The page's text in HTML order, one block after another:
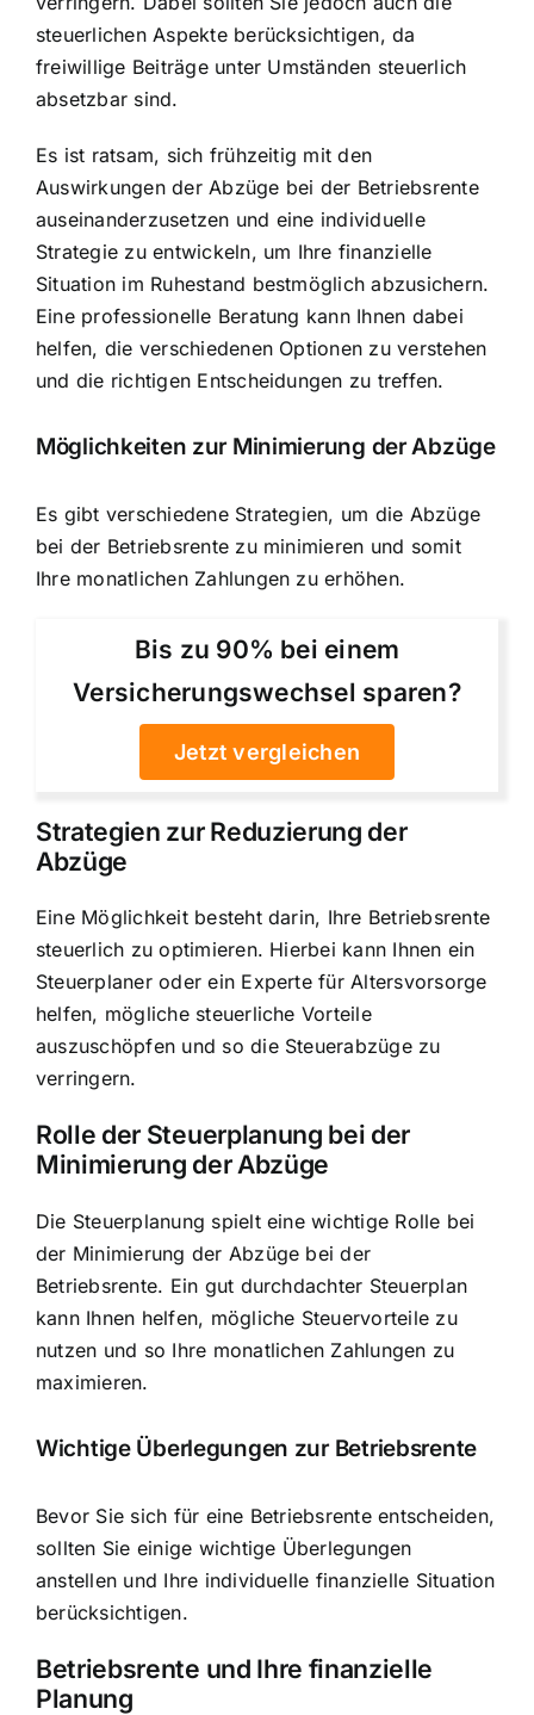
steuerlichen Aspekte berücksichtigen, da
freiwillige Beiträge unter Umständen steuerlich
absetzbar sind.
Es ist ratsam, sich frühzeitig mit den
Auswirkungen der Abzüge bei der Betriebsrente
auseinanderzusetzen und eine individuelle
Strategie zu entwickeln, um Ihre finanzielle
Situation im Ruhestand bestmöglich abzusichern.
Eine professionelle Beratung kann Ihnen dabei
helfen, die verschiedenen Optionen zu verstehen
und die richtigen Entscheidungen zu treffen.
Möglichkeiten zur Minimierung der Abzüge
Es gibt verschiedene Strategien, um die Abzüge
bei der Betriebsrente zu minimieren und somit
Ihre monatlichen Zahlungen zu erhöhen.
Bis zu 90% bei einem
Versicherungswechsel sparen?
Jetzt vergleichen
Strategien zur Reduzierung der
Abzüge
Eine Möglichkeit besteht darin, Ihre Betriebsrente
steuerlich zu optimieren. Hierbei kann Ihnen ein
Steuerplaner oder ein Experte für Altersvorsorge
helfen, mögliche steuerliche Vorteile
auszuschöpfen und so die Steuerabzüge zu
verringern.
Rolle der Steuerplanung bei der
Minimierung der Abzüge
Die Steuerplanung spielt eine wichtige Rolle bei
der Minimierung der Abzüge bei der
Betriebsrente. Ein gut durchdachter Steuerplan
kann Ihnen helfen, mögliche Steuervorteile zu
nutzen und so Ihre monatlichen Zahlungen zu
maximieren.
Wichtige Überlegungen zur Betriebsrente
Bevor Sie sich für eine Betriebsrente entscheiden,
sollten Sie einige wichtige Überlegungen
anstellen und Ihre individuelle finanzielle Situation
berücksichtigen.
Betriebsrente und Ihre finanzielle
Planung